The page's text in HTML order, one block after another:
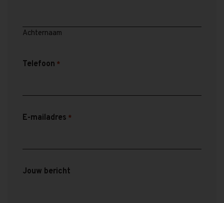
Achternaam
Telefoon *
E-mailadres *
Jouw bericht